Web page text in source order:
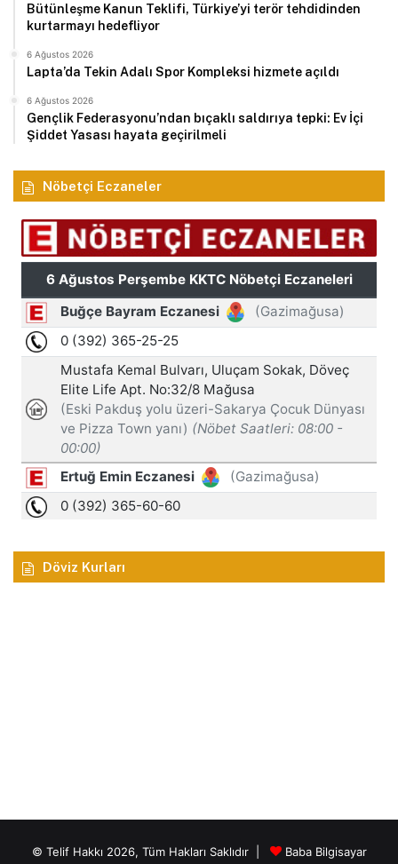
Bütünleşme Kanun Teklifi, Türkiye’yi terör tehdidinden
kurtarmayı hedefliyor
6 Ağustos 2026
Lapta’da Tekin Adalı Spor Kompleksi hizmete açıldı
6 Ağustos 2026
Gençlik Federasyonu’ndan bıçaklı saldırıya tepki: Ev İçi
Şiddet Yasası hayata geçirilmeli
Nöbetçi Eczaneler
Döviz Kurları
© Telif Hakkı 2026, Tüm Hakları Saklıdır | Baba Bilgisayar